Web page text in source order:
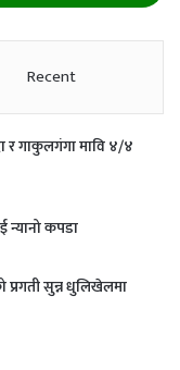
Recent
र गाकुलगंगा मावि ४/४
न्यानो कपडा
सुन्न धुलिखेलमा